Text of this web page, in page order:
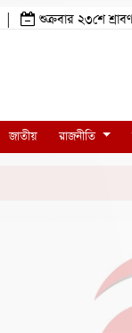
শুক্রবার ২৩শে
জাতীয় রাজনীতি